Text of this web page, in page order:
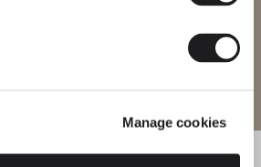
Manage cookies
und alle unsere KollektionenAlles lesen